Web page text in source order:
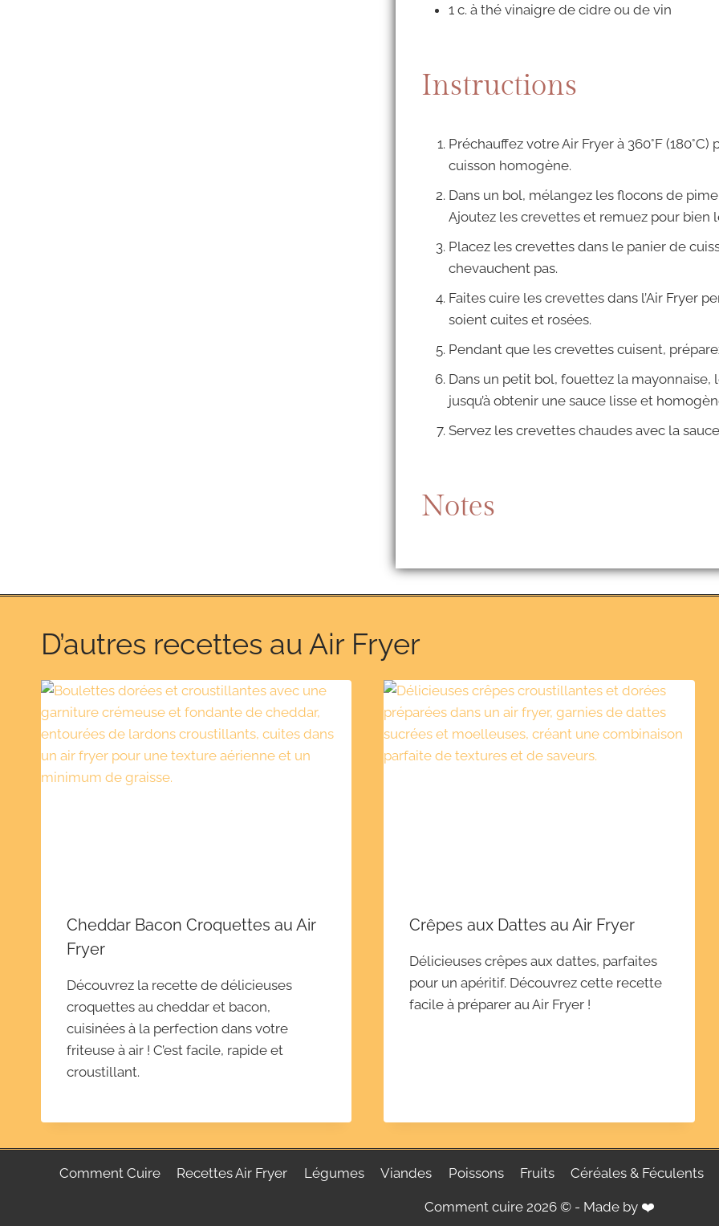
1 c. à thé vinaigre de cidre ou de vin
Instructions
Préchauffez votre Air Fryer à 360°F
cuisson homogène.
Dans un bol, mélangez les flocons de
Ajoutez les crevettes et remuez pour bien
Placez les crevettes dans le panier de
chevauchent pas.
Faites cuire les crevettes dans l’Air Fryer
soient cuites et rosées.
Pendant que les crevettes cuisent,
Dans un petit bol, fouettez la
jusqu’à obtenir une sauce lisse et
Servez les crevettes chaudes avec la
Notes
D’autres recettes au Air Fryer
Cheddar Bacon Croquettes au Air
Fryer
Découvrez la recette de délicieuses
croquettes au cheddar et bacon,
cuisinées à la perfection dans votre
friteuse à air ! C’est facile, rapide et
croustillant.
Crêpes aux Dattes au Air Fryer
Délicieuses crêpes aux dattes, parfaites
pour un apéritif. Découvrez cette recette
facile à préparer au Air Fryer !
Comment Cuire Recettes Air Fryer Légumes Viandes Poissons Fruits Céréales & Féculents
Comment cuire 2026 © - Made by ❤️